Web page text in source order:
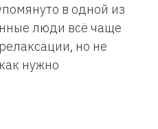
в одной из
люди всё чаще
но не
нужно